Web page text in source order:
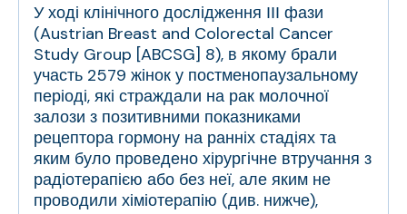
У ході клінічного дослідження ІІІ фази
(Austrian Breast and Colorectal Cancer
Study Group [ABCSG] 8), в якому брали
участь 2579 жінок у постменопаузальному
періоді, які страждали на рак молочної
залози з позитивними показниками
рецептора гормону на ранніх стадіях та
яким було проведено хірургічне втручання з
радіотерапією або без неї, але яким не
проводили хіміотерапію (див. нижче),